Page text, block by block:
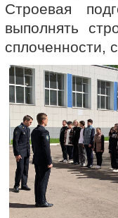
Строевая
выполнять
сплоченности,